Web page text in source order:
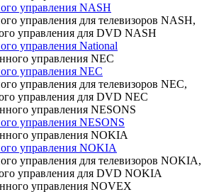
управления NASH
управления для телевизоров NASH,
управления для DVD NASH
управления National
управления NEC
управления для телевизоров NEC,
управления для DVD NEC
управления NESONS
управления NOKIA
управления для телевизоров NOKIA,
управления для DVD NOKIA